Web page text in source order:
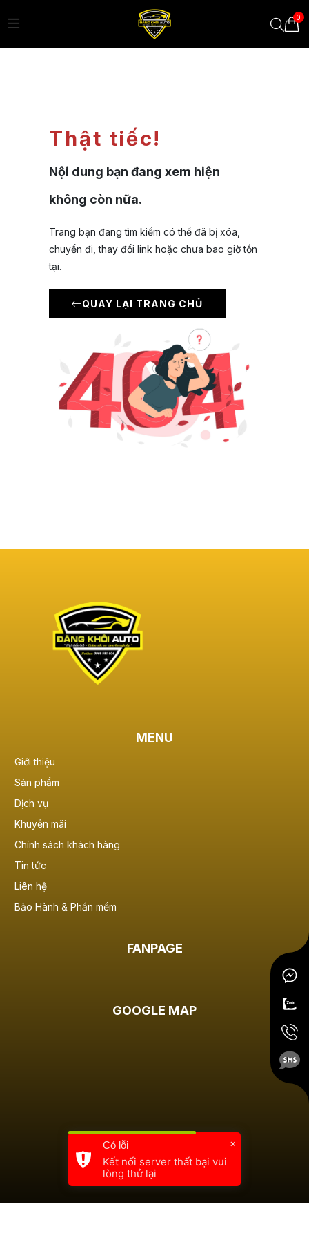
0
Thật tiếc!
Nội dung bạn đang xem hiện
không còn nữa.
Trang bạn đang tìm kiếm có thể đã bị xóa,
chuyển đi, thay đổi link hoặc chưa bao giờ tồn
tại.
QUAY LẠI TRANG CHỦ
MENU
Giới thiệu
Sản phẩm
Dịch vụ
Khuyễn mãi
Chính sách khách hàng
Tin tức
Liên hệ
Bảo Hành & Phần mềm
FANPAGE
GOOGLE MAP
×
Có lỗi
Kết nối server thất bại vui
lòng thử lại